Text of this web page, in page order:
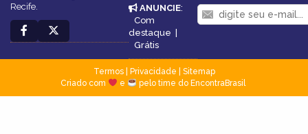
Recife.
ANUNCIE:
Com
destaque |
Grátis
Termos| Privacidade
Sitemap
Criado com
e pelo time do EncontraBrasil